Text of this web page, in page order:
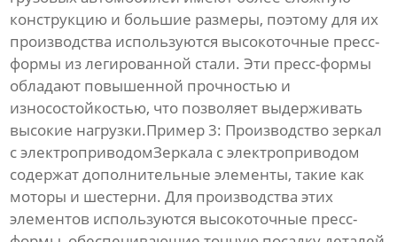
конструкцию и большие размеры, поэтому для их
производства используются высокоточные пресс-
формы из легированной стали. Эти пресс-формы
обладают повышенной прочностью и
износостойкостью, что позволяет выдерживать
высокие нагрузки.Пример 3: Производство зеркал
с электроприводомЗеркала с электроприводом
содержат дополнительные элементы, такие как
моторы и шестерни. Для производства этих
элементов используются высокоточные пресс-